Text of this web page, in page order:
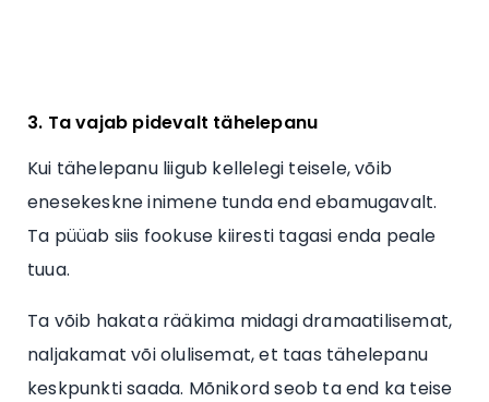
3. Ta vajab pidevalt tähelepanu
Kui tähelepanu liigub kellelegi teisele, võib
enesekeskne inimene tunda end ebamugavalt.
Ta püüab siis fookuse kiiresti tagasi enda peale
tuua.
Ta võib hakata rääkima midagi dramaatilisemat,
naljakamat või olulisemat, et taas tähelepanu
keskpunkti saada. Mõnikord seob ta end ka teise